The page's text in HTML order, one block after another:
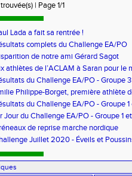
| Page 1/1
Lada a fait sa rentrée !
complets du Challenge EA/PO
de notre ami Gérard Sagot
athlètes de l’ACLAM à Saran pour le
du Challenge EA/PO - Groupe 3
Philippe-Borget, première athlète
!
du Challenge EA/PO - Groupe
Jour du Challenge EA/PO - Groupe 1
de reprise marche nordique
Juillet 2020 - Éveils et